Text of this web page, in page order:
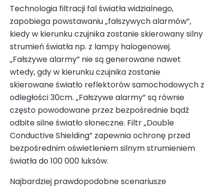
Technologia filtracji fal światła widzialnego,
zapobiega powstawaniu „fałszywych alarmów”,
kiedy w kierunku czujnika zostanie skierowany silny
strumień światła np. z lampy halogenowej.
„Fałszywe alarmy” nie są generowane nawet
wtedy, gdy w kierunku czujnika zostanie
skierowane światło reflektorów samochodowych z
odległości 30cm. „Fałszywe alarmy” są równie
często powodowane przez bezpośrednie bądź
odbite silne światło słoneczne. Filtr „Double
Conductive Shielding” zapewnia ochronę przed
bezpośrednim oświetleniem silnym strumieniem
światła do 100 000 luksów.
Najbardziej prawdopodobne scenariusze